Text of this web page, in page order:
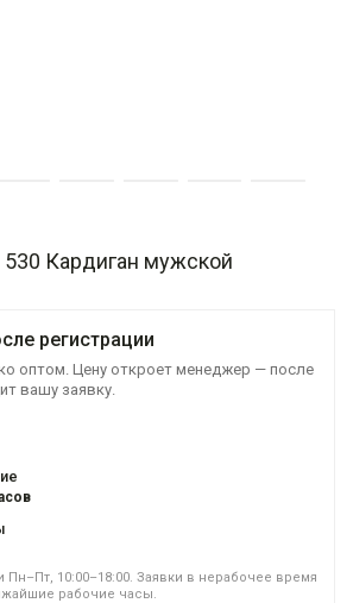
530 Кардиган мужской
регистрации
оптом. Цену откроет менеджер — после
вашу заявку.
10:00–18:00. Заявки в нерабочее время
рабочие часы.